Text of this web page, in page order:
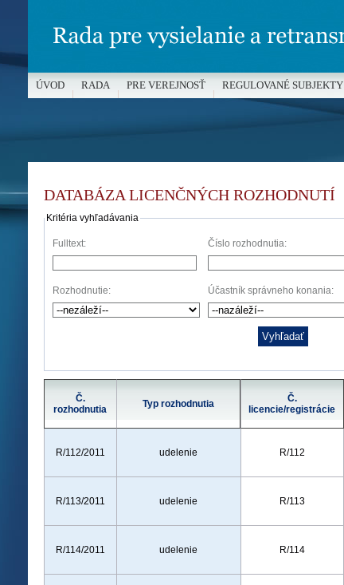
DATABÁZA LICENČNÝCH ROZHODNUTÍ
Kritéria vyhľadávania
Fulltext: Číslo rozhodnutia:
Rozhodnutie: Účastník správneho konania:
Č.
rozhodnutia
Typ rozhodnutia
Č.
licencie/registrácie
R/112/2011 udelenie R/112
R/113/2011 udelenie R/113
R/114/2011 udelenie R/114
ÚVOD RADA PRE VEREJNOSŤ REGULOVANÉ SUBJEKTY